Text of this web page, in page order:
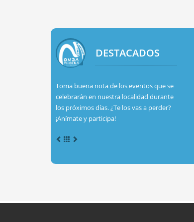
DESTACADOS
Toma buena nota de los eventos que se
celebrarán en nuestra localidad durante
los próximos días. ¿Te los vas a perder?
¡Anímate y participa!